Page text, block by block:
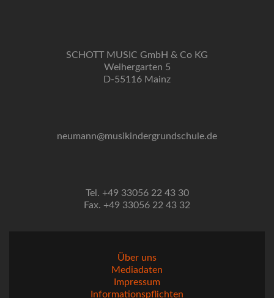
SCHOTT MUSIC GmbH & Co KG
Weihergarten 5
D-55116 Mainz
neumann@musikindergrundschule.de
Tel. +49 33056 22 43 30
Fax. +49 33056 22 43 32
Über uns
Mediadaten
Impressum
Informationspflichten